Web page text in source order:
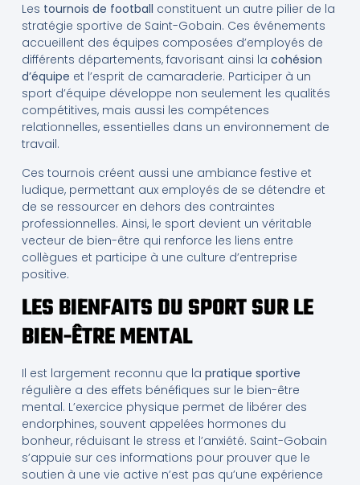
Les tournois de football constituent un autre pilier de la
stratégie sportive de Saint-Gobain. Ces événements
accueillent des équipes composées d’employés de
différents départements, favorisant ainsi la cohésion
d’équipe et l’esprit de camaraderie. Participer à un
sport d’équipe développe non seulement les qualités
compétitives, mais aussi les compétences
relationnelles, essentielles dans un environnement de
travail.
Ces tournois créent aussi une ambiance festive et
ludique, permettant aux employés de se détendre et
de se ressourcer en dehors des contraintes
professionnelles. Ainsi, le sport devient un véritable
vecteur de bien-être qui renforce les liens entre
collègues et participe à une culture d’entreprise
positive.
LES BIENFAITS DU SPORT SUR LE
BIEN-ÊTRE MENTAL
Il est largement reconnu que la pratique sportive
régulière a des effets bénéfiques sur le bien-être
mental. L’exercice physique permet de libérer des
endorphines, souvent appelées hormones du
bonheur, réduisant le stress et l’anxiété. Saint-Gobain
s’appuie sur ces informations pour prouver que le
soutien à une vie active n’est pas qu’une expérience